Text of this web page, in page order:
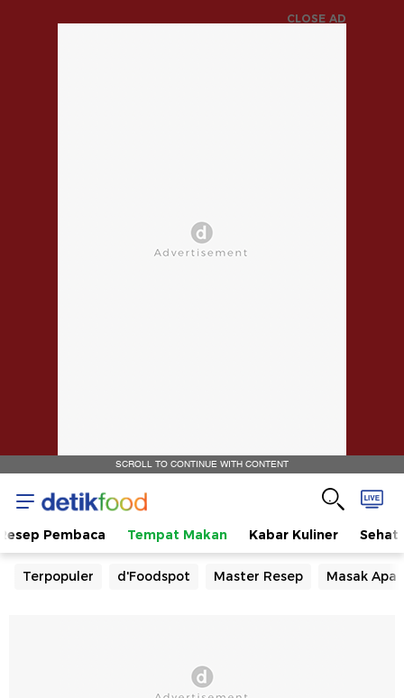
CLOSE AD
SCROLL TO CONTINUE WITH CONTENT
Pembaca Tempat Makan Kabar Kuliner Sehat
Terpopuler d'Foodspot Master Resep Masak Apa